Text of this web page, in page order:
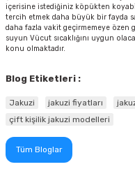
içerisine istediğiniz köpükten
tercih etmek daha büyük bir fayda
daha fazla vakit geçirmemeye özen
suyun Vücut sıcaklığını uygun
konu olmaktadır.
Blog Etiketleri :
Jakuzi jakuzi fiyatları
çift kişilik jakuzi modelleri
Tüm Bloglar